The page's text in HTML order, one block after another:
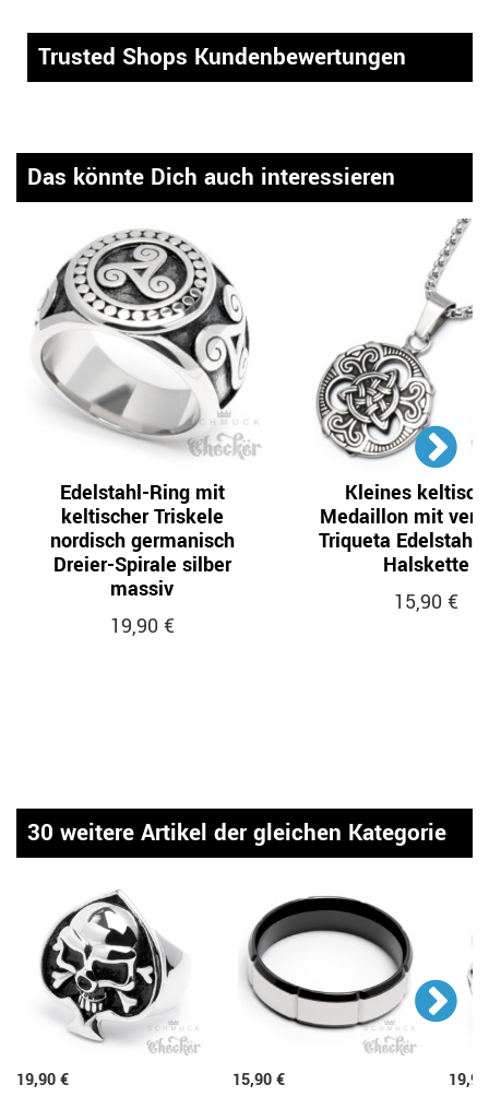
Trusted Shops Kundenbewertungen
Das könnte Dich auch interessieren
Edelstahl-Ring mit
keltischer Triskele
nordisch germanisch
Dreier-Spirale silber
massiv
19,90 €
Kleines
Medaillon mit
Triqueta Edelstahl
Halskette
15,90 €
30 weitere Artikel der gleichen Kategorie
19,90 € 15,90 €